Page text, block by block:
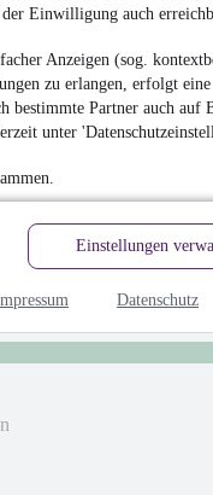
Einwilligung auch
Anzeigen (sog.
zu erlangen, erfolgt eine
bestimmte Partner auch auf
unter
Einstellungen
Datenschutz